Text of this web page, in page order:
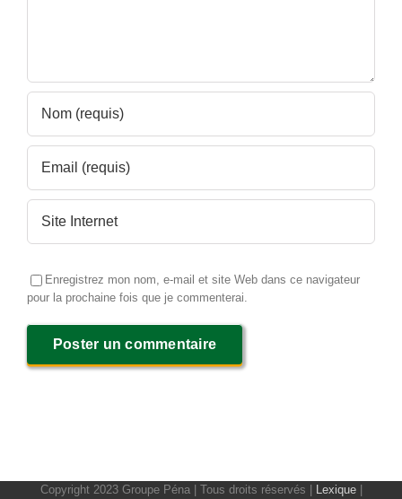
Enregistrez mon nom, e-mail et site Web dans ce navigateur
pour la prochaine fois que je commenterai.
Copyright 2023 Groupe Péna | Tous droits réservés | Lexique|